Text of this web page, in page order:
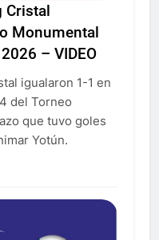
Cristal
Monumental
– VIDEO
igualaron 1-1 en
del Torneo
que tuvo goles
Yotún.